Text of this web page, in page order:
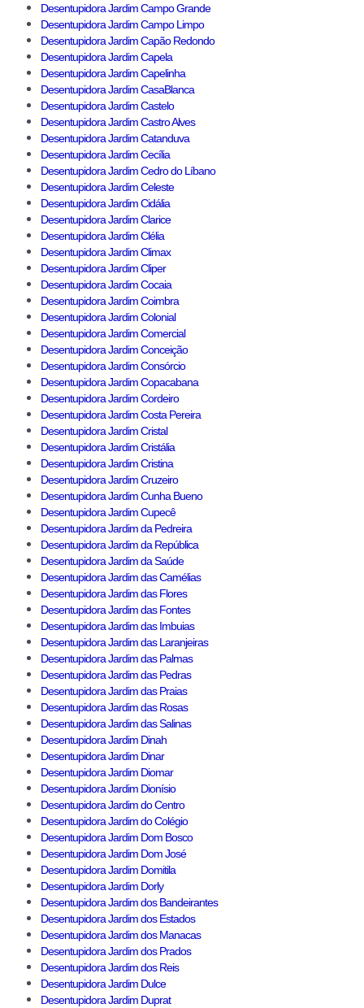
Desentupidora Jardim Campo Grande
Desentupidora Jardim Campo Limpo
Desentupidora Jardim Capão Redondo
Desentupidora Jardim Capela
Desentupidora Jardim Capelinha
Desentupidora Jardim CasaBlanca
Desentupidora Jardim Castelo
Desentupidora Jardim Castro Alves
Desentupidora Jardim Catanduva
Desentupidora Jardim Cecília
Desentupidora Jardim Cedro do Líbano
Desentupidora Jardim Celeste
Desentupidora Jardim Cidália
Desentupidora Jardim Clarice
Desentupidora Jardim Clélia
Desentupidora Jardim Climax
Desentupidora Jardim Cliper
Desentupidora Jardim Cocaia
Desentupidora Jardim Coimbra
Desentupidora Jardim Colonial
Desentupidora Jardim Comercial
Desentupidora Jardim Conceição
Desentupidora Jardim Consórcio
Desentupidora Jardim Copacabana
Desentupidora Jardim Cordeiro
Desentupidora Jardim Costa Pereira
Desentupidora Jardim Cristal
Desentupidora Jardim Cristália
Desentupidora Jardim Cristina
Desentupidora Jardim Cruzeiro
Desentupidora Jardim Cunha Bueno
Desentupidora Jardim Cupecê
Desentupidora Jardim da Pedreira
Desentupidora Jardim da República
Desentupidora Jardim da Saúde
Desentupidora Jardim das Camélias
Desentupidora Jardim das Flores
Desentupidora Jardim das Fontes
Desentupidora Jardim das Imbuias
Desentupidora Jardim das Laranjeiras
Desentupidora Jardim das Palmas
Desentupidora Jardim das Pedras
Desentupidora Jardim das Praias
Desentupidora Jardim das Rosas
Desentupidora Jardim das Salinas
Desentupidora Jardim Dinah
Desentupidora Jardim Dinar
Desentupidora Jardim Diomar
Desentupidora Jardim Dionísio
Desentupidora Jardim do Centro
Desentupidora Jardim do Colégio
Desentupidora Jardim Dom Bosco
Desentupidora Jardim Dom José
Desentupidora Jardim Domitila
Desentupidora Jardim Dorly
Desentupidora Jardim dos Bandeirantes
Desentupidora Jardim dos Estados
Desentupidora Jardim dos Manacas
Desentupidora Jardim dos Prados
Desentupidora Jardim dos Reis
Desentupidora Jardim Dulce
Desentupidora Jardim Duprat